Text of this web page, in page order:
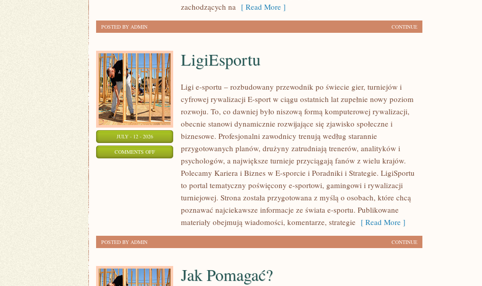
zachodzących na [ Read More ]
CONTINUE
POSTED BY ADMIN
JULY - 12 - 2026
COMMENTS OFFON
LIGIESPORTU
LigiEsportu
Ligi e-sportu – rozbudowany przewodnik po świecie gier, turniejów i
cyfrowej rywalizacji E-sport w ciągu ostatnich lat zupełnie nowy poziom
rozwoju. To, co dawniej było niszową formą komputerowej rywalizacji,
obecnie stanowi dynamicznie rozwijające się zjawisko społeczne i
biznesowe. Profesjonalni zawodnicy trenują według starannie
przygotowanych planów, drużyny zatrudniają trenerów, analityków i
psychologów, a największe turnieje przyciągają fanów z wielu krajów.
Polecamy Kariera i Biznes w E-sporcie i Poradniki i Strategie. LigiSportu
to portal tematyczny poświęcony e-sportowi, gamingowi i rywalizacji
turniejowej. Strona została przygotowana z myślą o osobach, które chcą
poznawać najciekawsze informacje ze świata e-sportu. Publikowane
materiały obejmują wiadomości, komentarze, strategie [ Read More ]
CONTINUE
POSTED BY ADMIN
Jak Pomagać?